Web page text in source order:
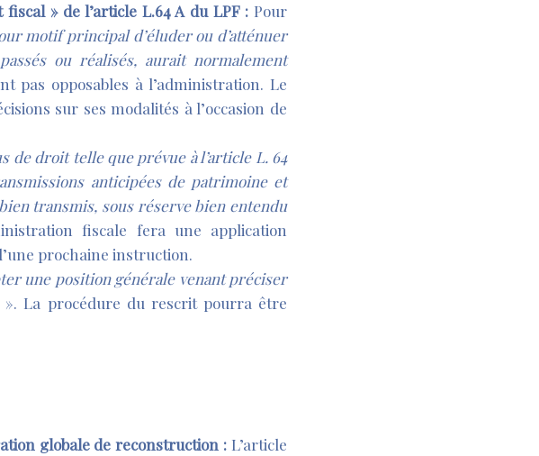
fiscal » de l’article L.64 A du LPF : Pour
motif principal d’éluder ou d’atténuer
ou réalisés, aurait normalement
pas opposables à l’administration. Le
sur ses modalités à l’occasion de
de droit telle que prévue à l’article L. 64
anticipées de patrimoine et
transmis, sous réserve bien entendu
fiscale fera une application
prochaine instruction.
une position générale venant préciser
». La procédure du rescrit pourra être
globale de reconstruction : L’article